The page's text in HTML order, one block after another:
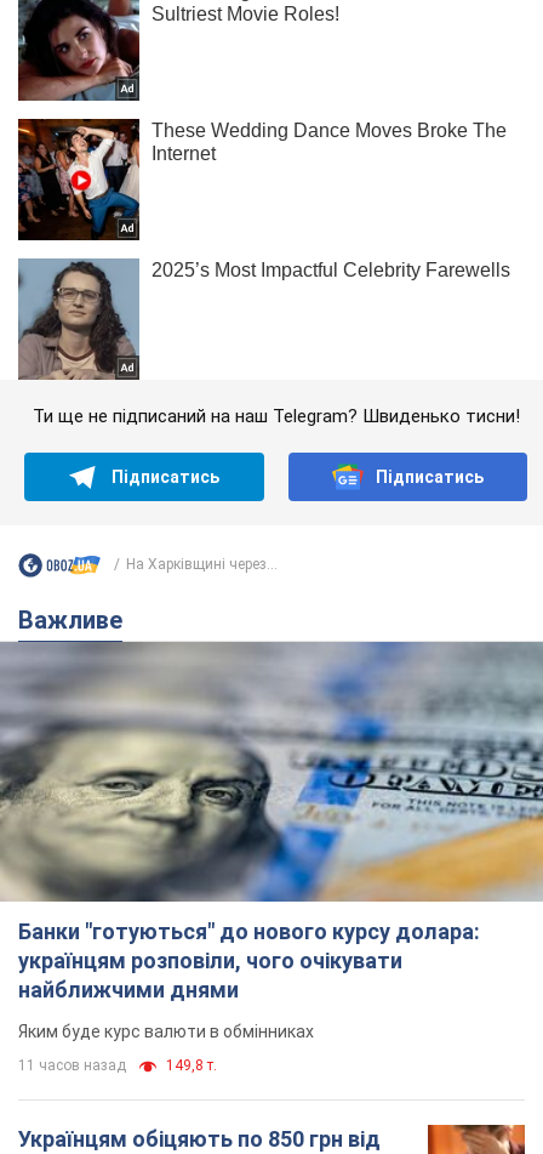
Ти ще не підписаний на наш Telegram? Швиденько тисни!
Підписатись Підписатись
На Харківщині через...
Важливе
Банки "готуються" до нового курсу долара:
українцям розповіли, чого очікувати
найближчими днями
Яким буде курс валюти в обмінниках
11 часов назад 149,8 т.
Українцям обіцяють по 850 грн від